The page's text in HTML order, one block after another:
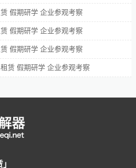
假期研学 企业参观考察
假期研学 企业参观考察
假期研学 企业参观考察
赁 假期研学 企业参观考察